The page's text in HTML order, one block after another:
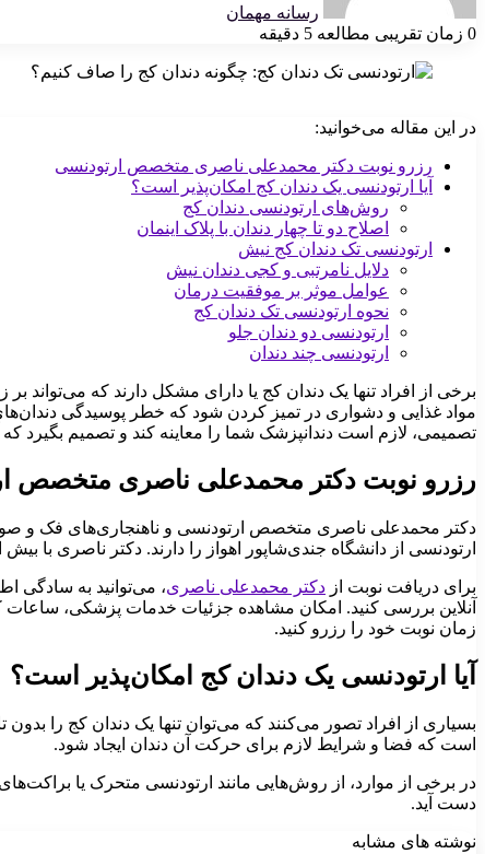
رسانه مهمان
0 زمان تقریبی مطالعه 5 دقیقه
در این مقاله می‌خوانید:
رزرو نوبت دکتر محمدعلی ناصری متخصص ارتودنسی
آیا ارتودنسی یک دندان کج امکان‌پذیر است؟
روش‌های ارتودنسی دندان کج
اصلاح دو تا چهار دندان با پلاک اینمان
ارتودنسی تک دندان کج نیش
دلایل نامرتبی و کجی دندان نیش
عوامل موثر بر موفقیت درمان
نحوه ارتودنسی تک دندان کج
ارتودنسی دو دندان جلو
ارتودنسی چند دندان
برخی از افراد تنها یک دندان کج یا دارای مشکل دارند که می‌تواند
مواد غذایی و دشواری در تمیز کردن شود که خطر پوسیدگی
تصمیمی، لازم است دندانپزشک شما را معاینه کند و تصمیم بگیرد
رزرو نوبت دکتر محمدعلی ناصری متخصص
دکتر محمدعلی ناصری متخصص ارتودنسی و ناهنجاری‌های فک و
ارتودنسی از دانشگاه جندی‌شاپور اهواز را دارند. دکتر ناصری با بیش از ۱۰ سال سابقه، خدمات متنوعی را در زمینه ارتودنسی ارائه
برای دریافت نوبت از دکتر محمدعلی ناصری، می‌توانید به ‌سادگی
آنلاین بررسی کنید. امکان مشاهده جزئیات خدمات پزشکی، ساعات
زمان نوبت خود را رزرو کنید.
آیا ارتودنسی یک دندان کج امکان‌پذیر است؟
بسیاری از افراد تصور می‌کنند که می‌توان تنها یک دندان کج را بدون
است که فضا و شرایط لازم برای حرکت آن دندان ایجاد شود.
در برخی از موارد، از روش‌هایی مانند ارتودنسی متحرک یا
دست آید.
نوشته های مشابه